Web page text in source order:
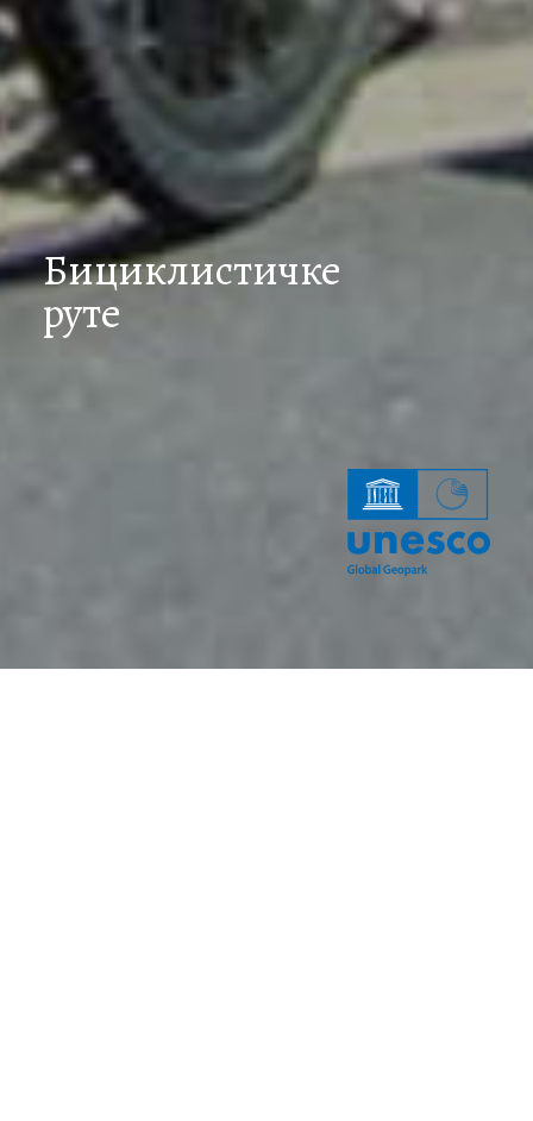
Бициклистичке
руте